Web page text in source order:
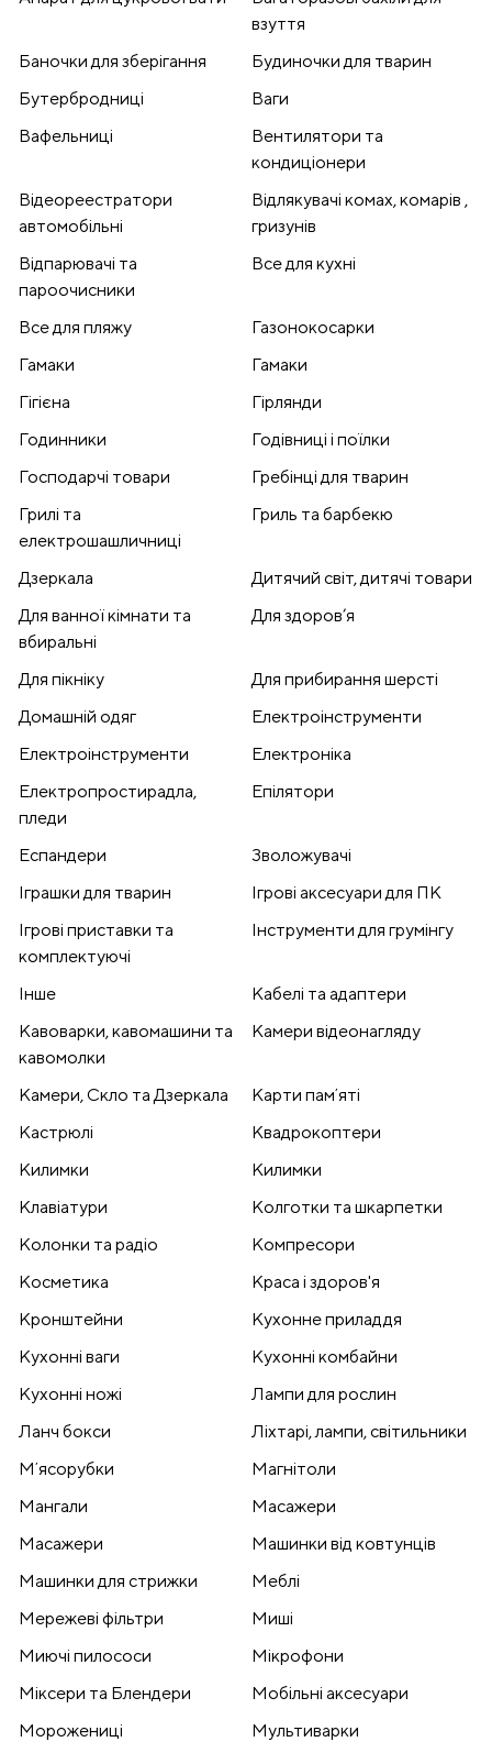
взуття
Баночки для зберігання
Будиночки для тварин
Бутербродниці
Ваги
Вафельниці
Вентилятори та
кондиціонери
Відеореестратори
автомобільні
Відлякувачі комах, комарів ,
гризунів
Відпарювачі та
пароочисники
Все для кухні
Все для пляжу
Газонокосарки
Гамаки
Гамаки
Гігієна
Гірлянди
Годинники
Годівниці і поїлки
Господарчі товари
Гребінці для тварин
Грилі та
електрошашличниці
Гриль та барбекю
Дзеркала
Дитячий світ, дитячі товари
Для ванної кімнати та
вбиральні
Для здоров’я
Для пікніку
Для прибирання шерсті
Домашній одяг
Електроінструменти
Електроінструменти
Електроніка
Електропростирадла,
пледи
Епілятори
Еспандери
Зволожувачі
Іграшки для тварин
Ігрові аксесуари для ПК
Ігрові приставки та
комплектуючі
Інструменти для грумінгу
Інше
Кабелі та адаптери
Кавоварки, кавомашини та
кавомолки
Камери відеонагляду
Камери, Скло та Дзеркала
Карти памʼяті
Кастрюлі
Квадрокоптери
Килимки
Килимки
Клавіатури
Колготки та шкарпетки
Колонки та радіо
Компресори
Косметика
Краса і здоров'я
Кронштейни
Кухонне приладдя
Кухонні ваги
Кухонні комбайни
Кухонні ножі
Лампи для рослин
Ланч бокси
Ліхтарі, лампи, світильники
Мʼясорубки
Магнітоли
Мангали
Масажери
Масажери
Машинки від ковтунців
Машинки для стрижки
Меблі
Мережеві фільтри
Миші
Миючі пилососи
Мікрофони
Міксери та Блендери
Мобільні аксесуари
Морожениці
Мультиварки